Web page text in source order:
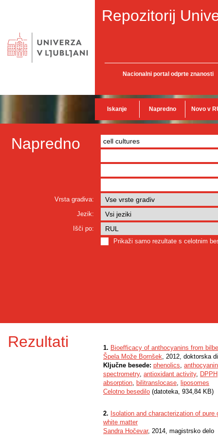
Repozitorij
Nacionalni portal odprte znanosti
Iskanje Napredno Novo v
Napredno
Vrsta gradiva:
Jezik:
Išči po:
Prikaži samo rezultate s celotnim
Rezultati 1. Bioefficacy of anthocyanins from
Špela Može Bornšek, 2012, doktorska
Ključne besede: phenolics,
spectrometry, antioxidant activity, DPPH
absorption, bilitranslocase, liposomes
Celotno besedilo (datoteka, 934,84 KB)
2. Isolation and characterization of
white matter
Sandra Hočevar, 2014, magistrsko delo